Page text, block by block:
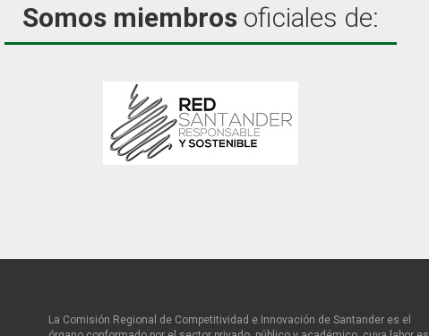
Somos miembros oficiales de:
La Comisión Regional de Competitividad e Innovación de Santander es el